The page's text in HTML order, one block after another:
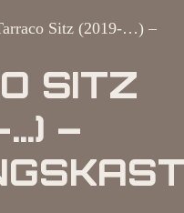
Sitz (2019-…) –
SITZ
–